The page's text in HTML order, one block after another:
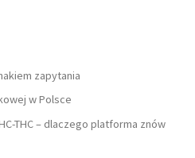
zapytania
w Polsce
THC – dlaczego platforma znów